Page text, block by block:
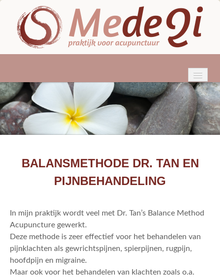
HOME
WIE BEN IK?
ACUPUNCTUUR
BEHANDELINGEN
ACTUEEL
BALANSMETHODE DR. TAN EN
PIJNBEHANDELING
In mijn praktijk wordt veel met Dr. Tan’s Balance Method
Acupuncture gewerkt.
Deze methode is zeer effectief voor het behandelen van
pijnklachten als gewrichtspijnen, spierpijnen, rugpijn,
hoofdpijn en migraine.
Maar ook voor het behandelen van klachten zoals o.a.